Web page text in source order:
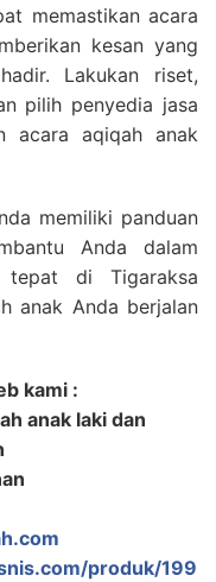
memastikan acara
kesan yang
Lakukan riset,
pilih penyedia jasa
acara aqiqah anak
memiliki panduan
Anda dalam
di Tigaraksa
anak Anda berjalan
kami :
anak laki dan
produk/199